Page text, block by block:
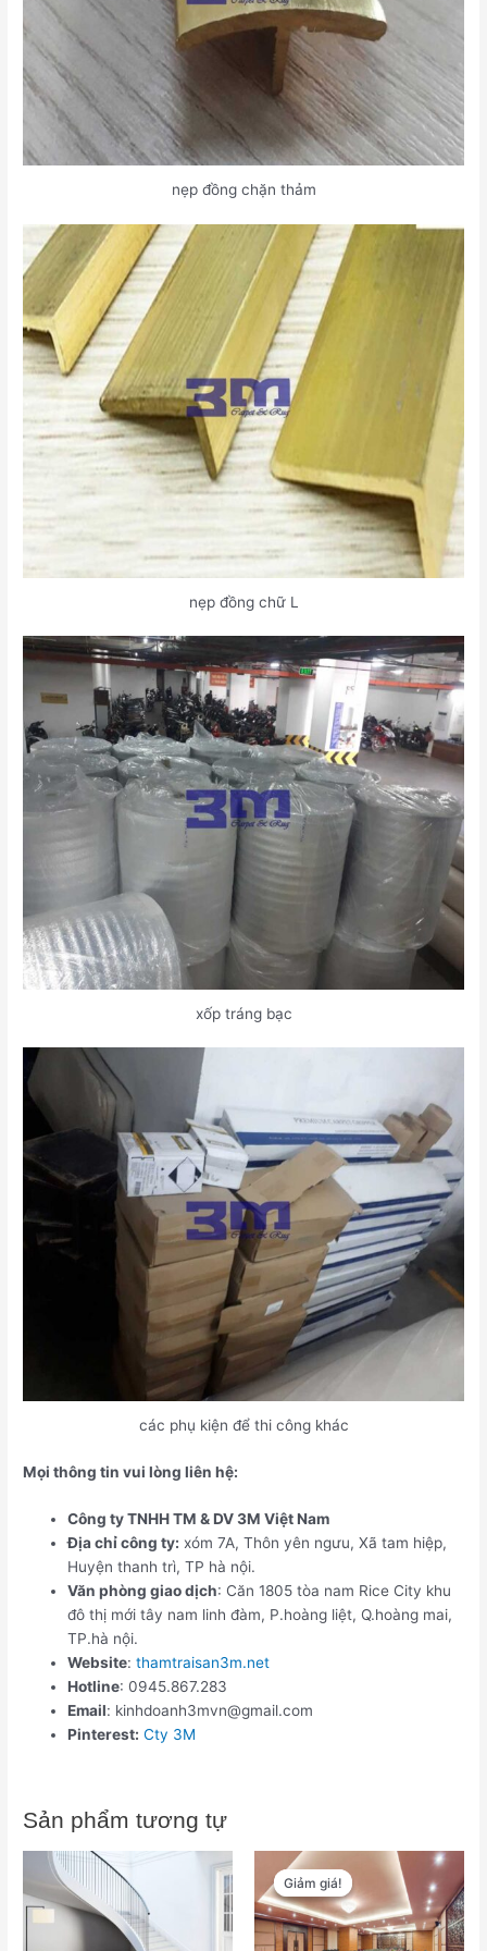
nẹp đồng chặn thảm
nẹp đồng chữ L
xốp tráng bạc
các phụ kiện để thi công khác
Mọi thông tin vui lòng liên hệ:
Công ty TNHH TM & DV 3M Việt Nam
Địa chỉ công ty: xóm 7A, Thôn yên ngưu, Xã tam hiệp,
Huyện thanh trì, TP hà nội.
Văn phòng giao dịch: Căn 1805 tòa nam Rice City khu
đô thị mới tây nam linh đàm, P.hoàng liệt, Q.hoàng mai,
TP.hà nội.
Website:thamtraisan3m.net
Hotline: 0945.867.283
Email: kinhdoanh3mvn@gmail.com
Pinterest: Cty 3M
Sản phẩm tương tự
Giảm giá!
Giảm giá!
gốc
là:
₫565,000.
Giá
hiện
tại
là:
₫450,000.